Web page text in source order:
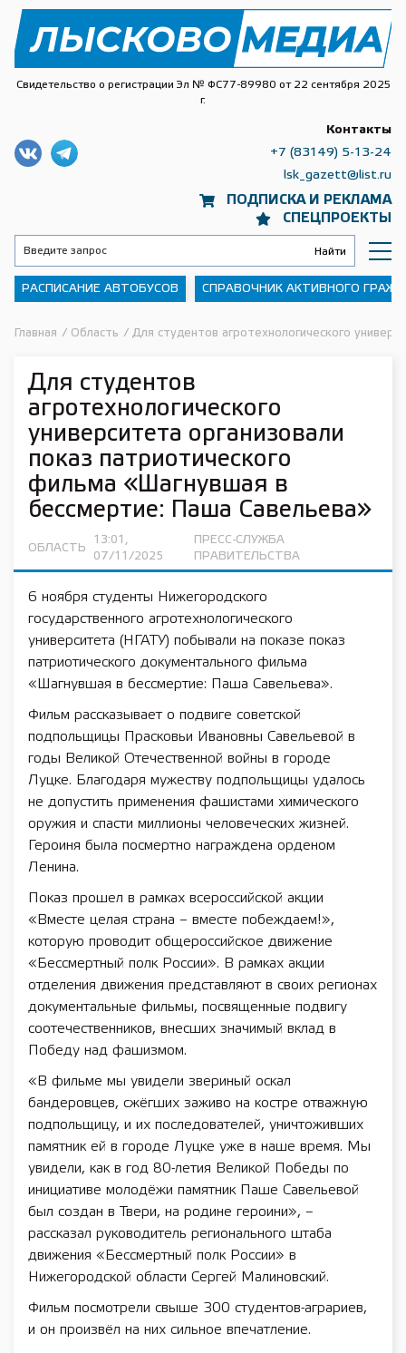
Свидетельство о регистрации Эл № ФС77-89980 от 22 сентября 2025
г.
ПОДПИСКА И РЕКЛАМА
СПЕЦПРОЕКТЫ
Контакты
+7 (83149) 5-13-24
lsk_gazett@list.ru
РАСПИСАНИЕ АВТОБУСОВ СПРАВОЧНИК АКТИВНОГО
Главная / Область / Для студентов агротехнологического
Для студентов
агротехнологического
университета организовали
показ патриотического
фильма «Шагнувшая в
бессмертие: Паша Савельева»
ОБЛАСТЬ
13:01,
07/11/2025
ПРЕСС-СЛУЖБА
ПРАВИТЕЛЬСТВА
6 ноября студенты Нижегородского
государственного агротехнологического
университета (НГАТУ) побывали на показе показ
патриотического документального фильма
«Шагнувшая в бессмертие: Паша Савельева».
Фильм рассказывает о подвиге советской
подпольщицы Прасковьи Ивановны Савельевой в
годы Великой Отечественной войны в городе
Луцке. Благодаря мужеству подпольщицы удалось
не допустить применения фашистами химического
оружия и спасти миллионы человеческих жизней.
Героиня была посмертно награждена орденом
Ленина.
Показ прошел в рамках всероссийской акции
«Вместе целая страна – вместе побеждаем!»,
которую проводит общероссийское движение
«Бессмертный полк России». В рамках акции
отделения движения представляют в своих регионах
документальные фильмы, посвященные подвигу
соотечественников, внесших значимый вклад в
Победу над фашизмом.
«В фильме мы увидели звериный оскал
бандеровцев, сжёгших заживо на костре отважную
подпольщицу, и их последователей, уничтоживших
памятник ей в городе Луцке уже в наше время. Мы
увидели, как в год 80-летия Великой Победы по
инициативе молодёжи памятник Паше Савельевой
был создан в Твери, на родине героини», –
рассказал руководитель регионального штаба
движения «Бессмертный полк России» в
Нижегородской области Сергей Малиновский.
Фильм посмотрели свыше 300 студентов-аграриев,
и он произвёл на них сильное впечатление.